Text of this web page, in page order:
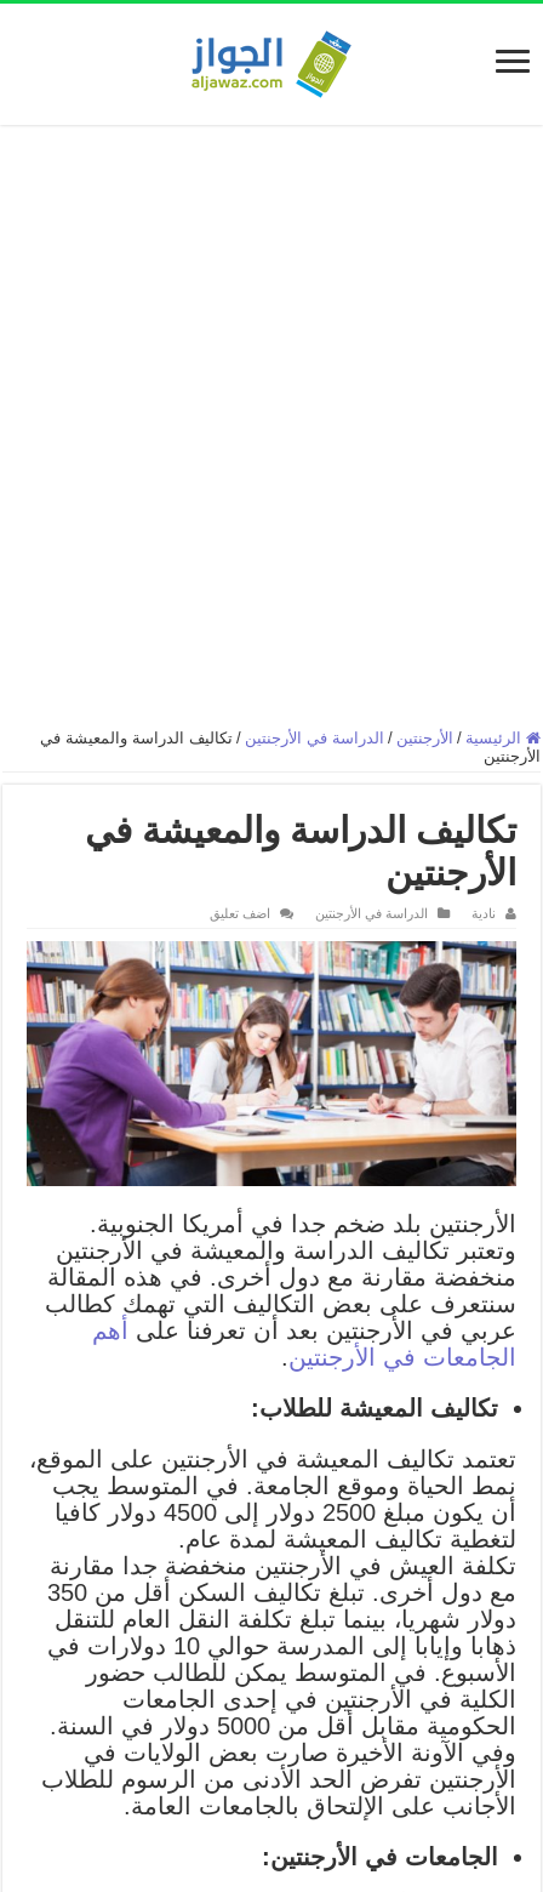
الرئيسية / الأرجنتين / الدراسة في الأرجنتين / تكاليف الدراسة والمعيشة في
الأرجنتين
تكاليف الدراسة والمعيشة في
الأرجنتين
نادية الدراسة في الأرجنتين اضف تعليق
الأرجنتين بلد ضخم جدا في أمريكا الجنوبية.
وتعتبر تكاليف الدراسة والمعيشة في الأرجنتين
منخفضة مقارنة مع دول أخرى. في هذه المقالة
سنتعرف على بعض التكاليف التي تهمك كطالب
عربي في الأرجنتين بعد أن تعرفنا على
أهم
الجامعات في الأرجنتين.
تكاليف المعيشة للطلاب:
تعتمد تكاليف المعيشة في الأرجنتين على الموقع،
نمط الحياة وموقع الجامعة. في المتوسط يجب
أن يكون مبلغ 2500 دولار إلى 4500 دولار كافيا
لتغطية تكاليف المعيشة لمدة عام.
تكلفة العيش في الأرجنتين منخفضة جدا مقارنة
مع دول أخرى. تبلغ تكاليف السكن أقل من 350
دولار شهريا، بينما تبلغ تكلفة النقل العام للتنقل
ذهابا وإيابا إلى المدرسة حوالي 10 دولارات في
الأسبوع. في المتوسط يمكن للطالب حضور
الكلية في الأرجنتين في إحدى الجامعات
الحكومية مقابل أقل من 5000 دولار في السنة.
وفي الآونة الأخيرة صارت بعض الولايات في
الأرجنتين تفرض الحد الأدنى من الرسوم للطلاب
الأجانب على الإلتحاق بالجامعات العامة.
الجامعات في الأرجنتين: